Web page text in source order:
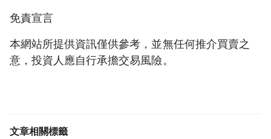
免責宣言
本網站所提供資訊僅供參考，並無任何推介買賣之
意，投資人應自行承擔交易風險。
文章相關標籤